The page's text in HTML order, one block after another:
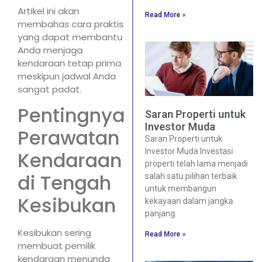
Artikel ini akan
membahas cara praktis
yang dapat membantu
Anda menjaga
kendaraan tetap prima
meskipun jadwal Anda
sangat padat.
Pentingnya
Perawatan
Kendaraan
di Tengah
Kesibukan
Kesibukan sering
membuat pemilik
kendaraan menunda
Read More »
Saran Properti untuk
Investor Muda
Saran Properti untuk
Investor Muda Investasi
properti telah lama menjadi
salah satu pilihan terbaik
untuk membangun
kekayaan dalam jangka
panjang.
Read More »